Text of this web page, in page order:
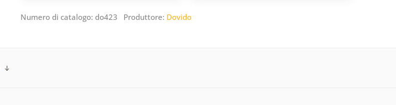
Numero di catalogo: do423 Produttore: Dovido